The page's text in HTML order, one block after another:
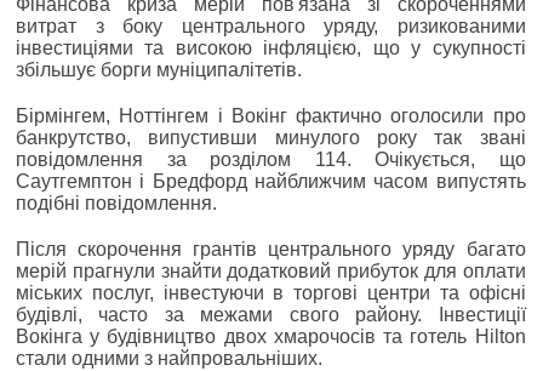
Фінансова криза мерій пов'язана зі скороченнями
витрат з боку центрального уряду, ризикованими
інвестиціями та високою інфляцією, що у сукупності
збільшує борги муніципалітетів.
Бірмінгем, Ноттінгем і Вокінг фактично оголосили про
банкрутство, випустивши минулого року так звані
повідомлення за розділом 114. Очікується, що
Саутгемптон і Бредфорд найближчим часом випустять
подібні повідомлення.
Після скорочення грантів центрального уряду багато
мерій прагнули знайти додатковий прибуток для оплати
міських послуг, інвестуючи в торгові центри та офісні
будівлі, часто за межами свого району. Інвестиції
Вокінга у будівництво двох хмарочосів та готель Hilton
стали одними з найпровальніших.